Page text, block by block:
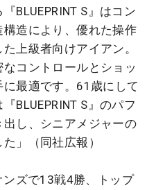
BLUEPRINT S』はコン
造により、優れた操作
上級者向けアイアン。
コントロールとショッ
に最適です。61歳にして
BLUEPRINT S』のパフ
し、シニアメジャーの
」（同社広報）
ズで13戦4勝、トップ